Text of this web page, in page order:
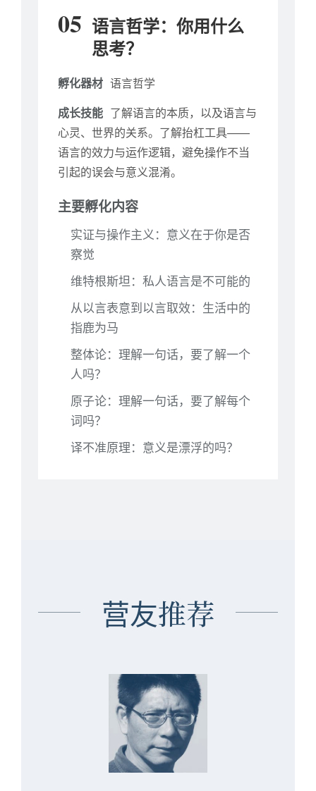
05 语言哲学：你用什么
思考？
孵化器材 语言哲学
成长技能 了解语言的本质，以及语言与
心灵、世界的关系。了解抬杠工具——
语言的效力与运作逻辑，避免操作不当
引起的误会与意义混淆。
主要孵化内容
实证与操作主义：意义在于你是否
察觉
维特根斯坦：私人语言是不可能的
从以言表意到以言取效：生活中的
指鹿为马
整体论：理解一句话，要了解一个
人吗？
原子论：理解一句话，要了解每个
词吗？
译不准原理：意义是漂浮的吗？
营友推荐